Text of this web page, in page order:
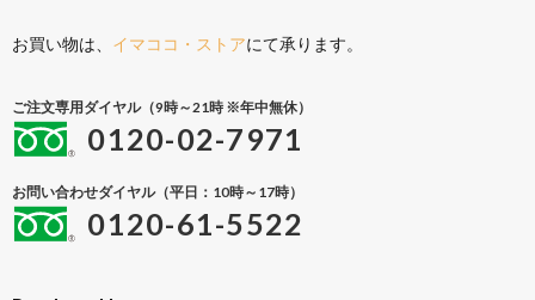
お買い物は、 イマココ・ストアにて承ります。
ご注文専用ダイヤル（9時～21時 ※年中無休）
0120-02-7971
お問い合わせダイヤル（平日：10時～17時）
0120-61-5522